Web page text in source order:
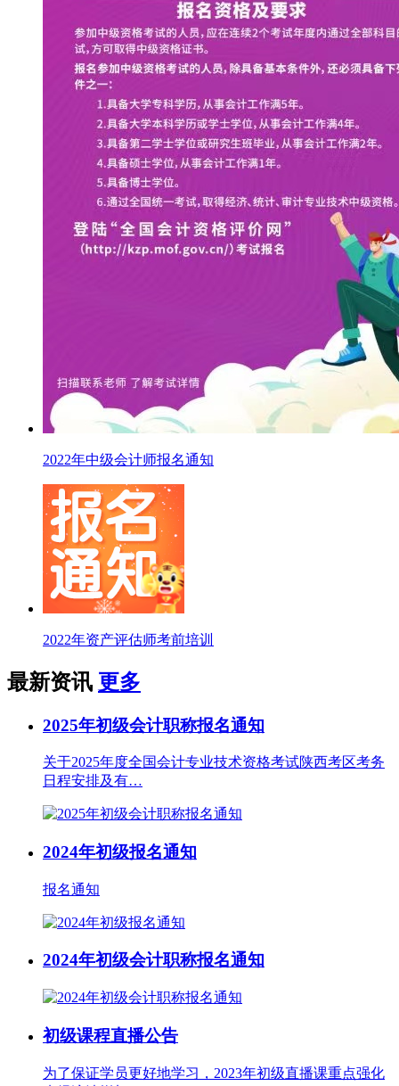
2022年中级会计师报名通知
2022年资产评估师考前培训
最新资讯 更多
2025年初级会计职称报名通知
关于2025年度全国会计专业技术资格考试陕西考区考务
日程安排及有…
2024年初级报名通知
报名通知
2024年初级会计职称报名通知
初级课程直播公告
为了保证学员更好地学习，2023年初级直播课重点强化